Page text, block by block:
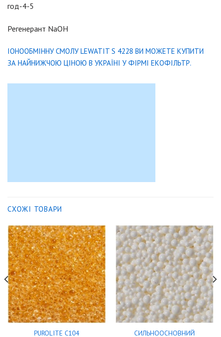
год-4-5
Регенерант NaОН
ІОНООБМІННУ СМОЛУ LEWATIT S 4228 ВИ МОЖЕТЕ КУПИТИ
ЗА НАЙНИЖЧОЮ ЦІНОЮ В УКРАЇНІ У ФІРМІ ЕКОФІЛЬТР.
СХОЖІ ТОВАРИ
PUROLITE C104 СИЛЬНООСНОВНИЙ